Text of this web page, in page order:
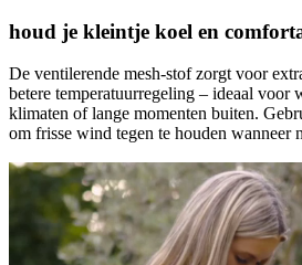
houd je kleintje koel en
De ventilerende mesh-stof zorgt voor
betere temperatuurregeling – ideaal voor
klimaten of lange momenten buiten.
om frisse wind tegen te houden wanneer